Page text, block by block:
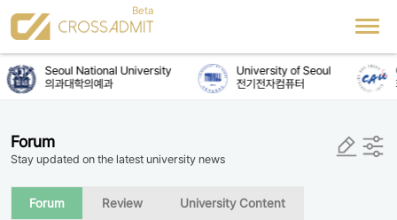
Seoul National University
의과대학의예과
University of Seoul
전기전자컴퓨터
Forum
Stay updated on the latest university news
Forum Review University Content